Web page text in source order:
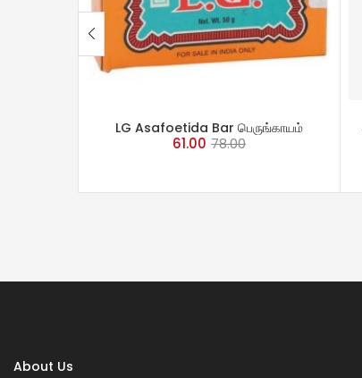
ADD TO CART
LG Asafoetida Bar பெருங்காயம்
61.00 78.00
About Us